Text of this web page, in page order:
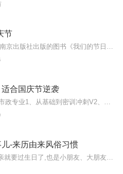
节
合国庆节逆袭
-来历由来风俗习惯